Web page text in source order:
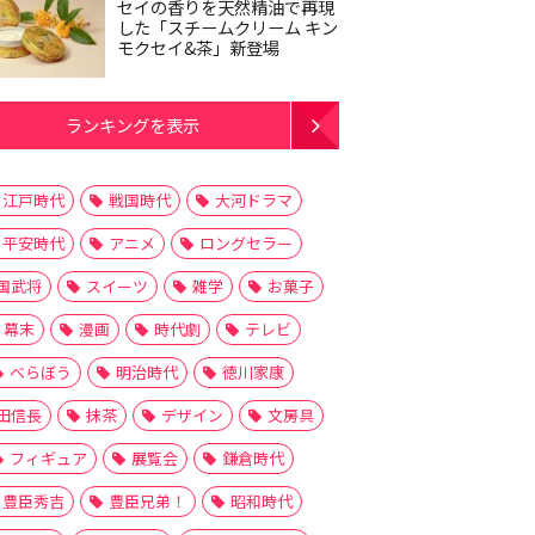
セイの香りを天然精油で再現
した「スチームクリーム キン
モクセイ&茶」新登場
ランキングを表示
江戸時代 戦国時代
大河ドラマ
平安時代
アニメ
ロングセラー
武将
スイーツ 雑学
お菓子
幕末
漫画 時代劇
テレビ
べらぼう
明治時代
徳川家康
信長
抹茶 デザイン
文房具
フィギュア
展覧会
鎌倉時代
豊臣秀吉
豊臣兄弟！
昭和時代